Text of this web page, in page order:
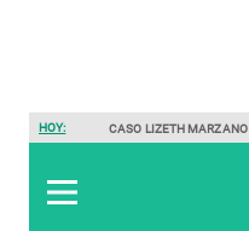
HOY: CASO LIZETH MARZANO